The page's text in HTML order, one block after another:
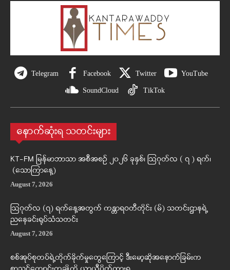
Telegram Facebook Twitter YouTube
SoundCloud TikTok
နောက်ဆုံးရ သတင်းများ
KT-FM မြန်မာဘာသာ အစီအစဉ် ၂၀၂၆ ခုနှစ်၊ ဩဂုတ်လ ( ၇ ) ရက်၊
(သောကြာနေ့)
August 7, 2026
ဩဂုတ်လ (၇) ရက်နေ့အတွက် ကန္တာရဝတီတိုင်း (မ်) သတင်းဌာနရဲ့
ညနေခင်းရုပ်သံသတင်း
August 7, 2026
စစ်အုပ်စုတပ်ရဲ့တိုက်ခိုက်မှုတွေကြောင့် ဒီးမော့ဆိုအနောက်ခြမ်းက